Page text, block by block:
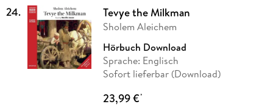
24. Tevye the Milkman
Sholem Aleichem
Hörbuch Download
Sprache: Englisch
Sofort lieferbar (Download)
23,99 €*